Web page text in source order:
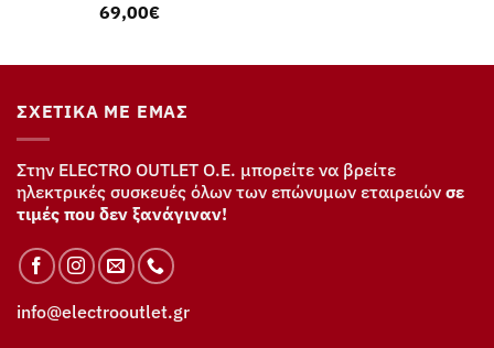
69,00€
ΣΧΕΤΙΚΆ ΜΕ ΕΜΆΣ
Στην ELECTRO OUTLET Ο.Ε. μπορείτε να βρείτε
ηλεκτρικές συσκευές όλων των επώνυμων εταιρειών σε
τιμές που δεν ξανάγιναν!
info@electrooutlet.gr